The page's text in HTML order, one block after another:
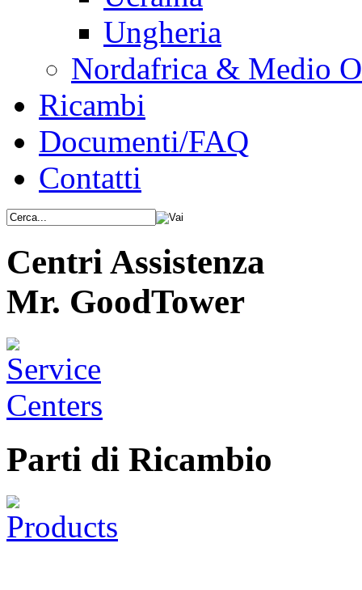
Ungheria
Nordafrica & Medio
Ricambi
Documenti/FAQ
Contatti
Centri Assistenza
Mr. GoodTower
Parti di Ricambio